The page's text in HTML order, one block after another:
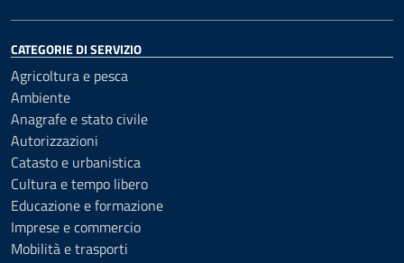
CATEGORIE DI SERVIZIO
Agricoltura e pesca
Ambiente
Anagrafe e stato civile
Autorizzazioni
Catasto e urbanistica
Cultura e tempo libero
Educazione e formazione
Imprese e commercio
Mobilità e trasporti